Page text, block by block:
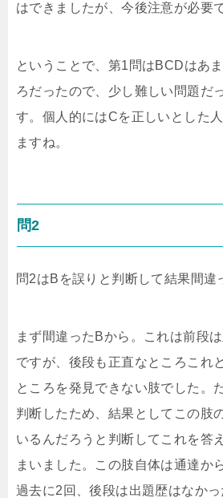
はできましたが、今後注意が必要
ということで、第1問はBCDはあ
ろだったので、少し難しい問題だ
す。個人的にはCを正しいとした
ますね。
問2
問2はBを誤りと判断して結果間違
まず間違ったBから。これは前段
ですが、後段も正直なところこれ
ところを発見できない肢でした。
判断したため、結果としてこの肢
いるんだろうと判断してこれを答
まいました。この肢自体は通達か
過去に2回、後段は出題歴はなか